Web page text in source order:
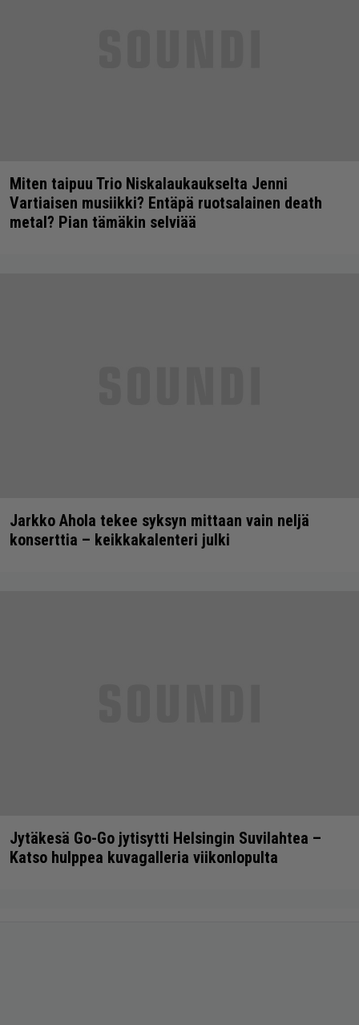
Miten taipuu Trio Niskalaukaukselta Jenni
Vartiaisen musiikki? Entäpä ruotsalainen death
metal? Pian tämäkin selviää
Jarkko Ahola tekee syksyn mittaan vain neljä
konserttia – keikkakalenteri julki
Jytäkesä Go-Go jytisytti Helsingin Suvilahtea –
Katso hulppea kuvagalleria viikonlopulta